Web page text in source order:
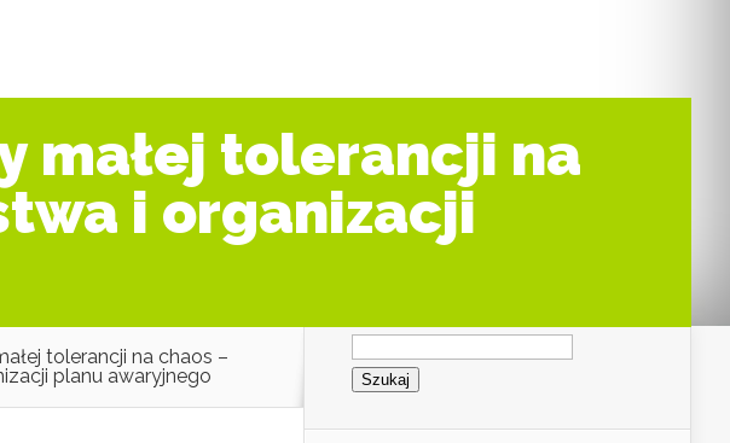
małej tolerancji na
i organizacji
tolerancji na chaos –
planu awaryjnego
Szukaj: